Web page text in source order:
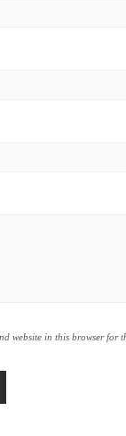
website in this browser for